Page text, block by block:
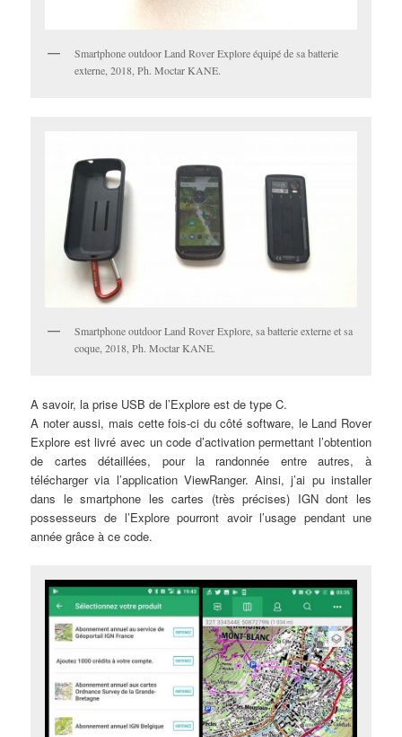
Smartphone outdoor Land Rover Explore équipé de sa batterie
externe, 2018, Ph. Moctar KANE.
Smartphone outdoor Land Rover Explore, sa batterie externe et sa
coque, 2018, Ph. Moctar KANE.
A savoir, la prise USB de l’Explore est de type C.
A noter aussi, mais cette fois-ci du côté software, le Land Rover
Explore est livré avec un code d’activation permettant l’obtention
de cartes détaillées, pour la randonnée entre autres, à
télécharger via l’application ViewRanger. Ainsi, j’ai pu installer
dans le smartphone les cartes (très précises) IGN dont les
possesseurs de l’Explore pourront avoir l’usage pendant une
année grâce à ce code.